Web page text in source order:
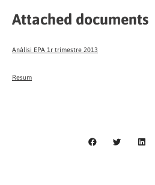
Attached documents
Anàlisi EPA 1r trimestre 2013
Resum